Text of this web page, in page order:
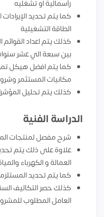
رأسمالية او تشغليه
كما يتم تحديد
الطاقة التشغيلية
كذلك يتم اعداد القوائم
بين سبعة الي عشر
كما يتم افضل هيكل
مكانيات المستثمر
كذلك يتم تحليل
الدراسة الفنية
شرح مفصل لمنتجات
علاوة على ذلك يتم
العمالة و الكهرباء
كما يتم تحديد
كذلك حصر التكاليف
العامل المطلوب